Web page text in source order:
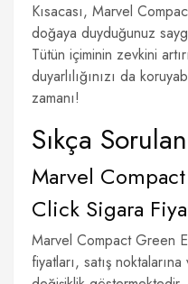
Kısacası, Marvel
doğaya duyduğunuz
Tütün içiminin zevkini
duyarlılığınızı da
zamanı!
Sıkça
Marvel
Click Sigara
Marvel Compact Green
fiyatları, satış